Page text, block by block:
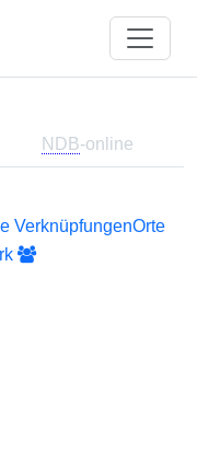
NDB-online
VerknüpfungenOrte